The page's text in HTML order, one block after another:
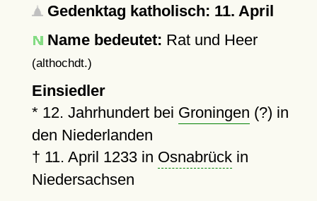
Gedenktag katholisch: 11. April
Name bedeutet: Rat und Heer
(althochdt.)
Einsiedler
* 12. Jahrhundert bei Groningen (?) in
den Niederlanden
† 11. April 1233in Osnabrückin
Niedersachsen